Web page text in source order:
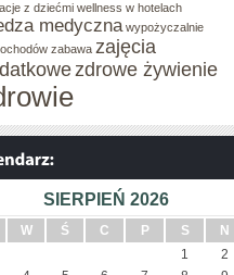
z dziećmi wellness w hotelach
medyczna wypożyczalnie
zabawa zajęcia
zdrowe żywienie
SIERPIEŃ 2026
W Ś C P S
N
1
2